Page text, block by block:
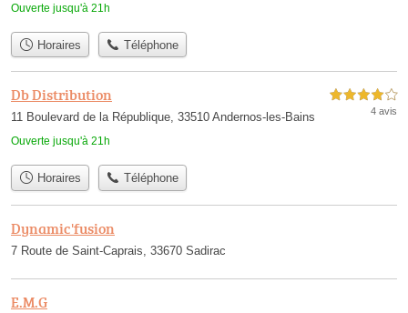
Ouverte jusqu'à 21h
Horaires Téléphone
Db Distribution
11 Boulevard de la République, 33510 Andernos-les-Bains
Ouverte jusqu'à 21h
4,0 étoiles sur 5
4 avis
Horaires Téléphone
Dynamic'fusion
7 Route de Saint-Caprais, 33670 Sadirac
E.M.G